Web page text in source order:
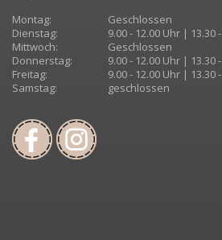
Montag:
Geschlossen
Dienstag:
9.00 - 12.00 Uhr | 13.30
Mittwoch:
Geschlossen
Donnerstag:
9.00 - 12.00 Uhr | 13.30
Freitag:
9.00 - 12.00 Uhr | 13.30
Samstag:
geschlossen